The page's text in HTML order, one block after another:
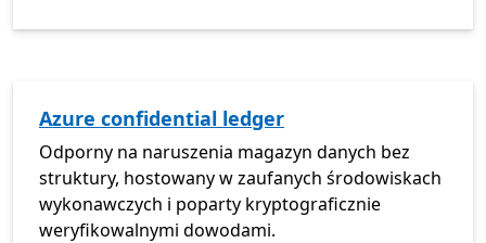
Azure confidential ledger
Odporny na naruszenia magazyn danych bez
struktury, hostowany w zaufanych środowiskach
wykonawczych i poparty kryptograficznie
weryfikowalnymi dowodami.